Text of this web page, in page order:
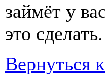
займёт у
это сделать.
Вернуться